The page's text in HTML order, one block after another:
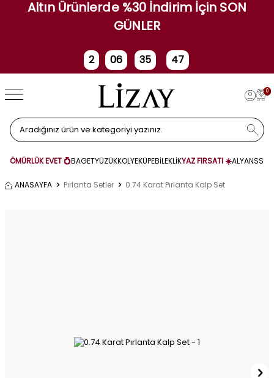
Altın Ürünlerde %30 İndirim İçin SON
GÜNLER
2
Gün
06
Saat
35 47
0
ÖMÜRLÜK EVET 💍BAGETYÜZÜKKOLYEKÜPEBİLEKLİKYAZ FIRSATI ☀️ALYANS
ANASAYFA Pırlanta Setler 0.74 Karat Pırlanta Kalp Set